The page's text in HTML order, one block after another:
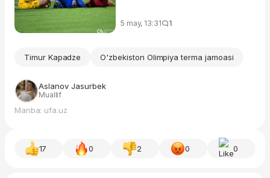
5 may, 13:31 1
Timur Kapadze O'zbekiston Olimpiya terma jamoasi
Aslanov Jasurbek
Muallif
Manba: ufa.uz
17 0 2 0 0